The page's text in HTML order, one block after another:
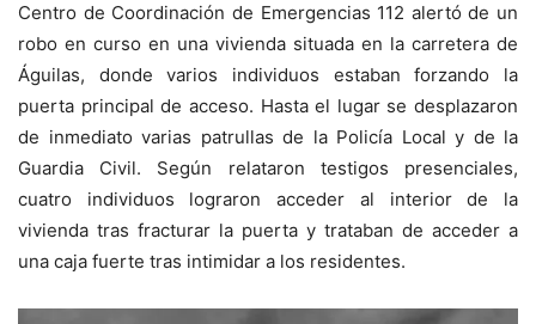
Centro de Coordinación de Emergencias 112 alertó de un
robo en curso en una vivienda situada en la carretera de
Águilas, donde varios individuos estaban forzando la
puerta principal de acceso. Hasta el lugar se desplazaron
de inmediato varias patrullas de la Policía Local y de la
Guardia Civil. Según relataron testigos presenciales,
cuatro individuos lograron acceder al interior de la
vivienda tras fracturar la puerta y trataban de acceder a
una caja fuerte tras intimidar a los residentes.